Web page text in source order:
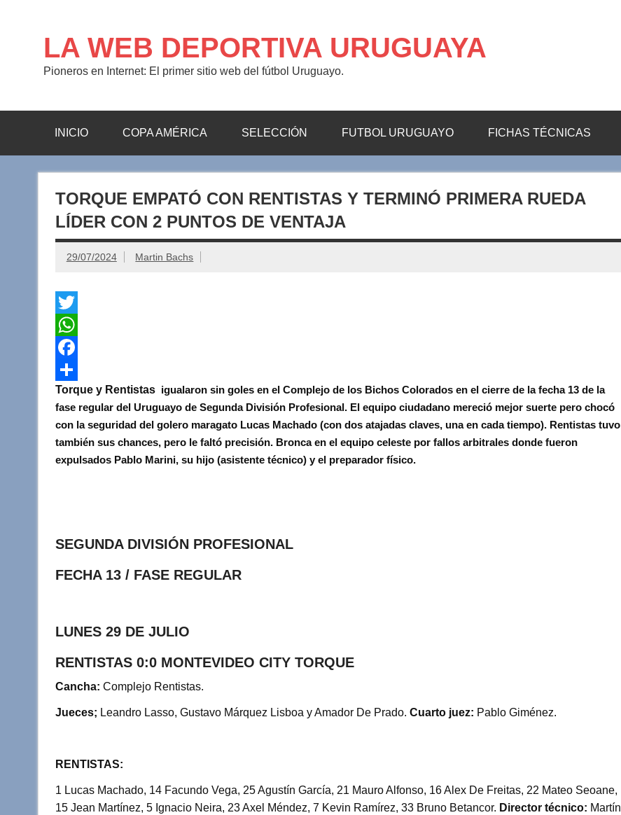
LA WEB DEPORTIVA URUGUAYA
Pioneros en Internet: El primer sitio web del fútbol Uruguayo.
INICIO COPA AMÉRICA SELECCIÓN FUTBOL URUGUAYO FICHAS TÉCNICAS
TORQUE EMPATÓ CON RENTISTAS Y TERMINÓ PRIMERA RUEDA
LÍDER CON 2 PUNTOS DE VENTAJA
29/07/2024 Martin Bachs
T
w
t
t
e
r
W
h
a
t
s
A
F
a
c
e
b
C
o
m
p
i
r
Torque y Rentistas igualaron sin goles en el Complejo de los Bichos Colorados en el cierre de la fecha 13 de la
fase regular del Uruguayo de Segunda División Profesional. El equipo ciudadano mereció mejor suerte pero chocó
con la seguridad del golero maragato Lucas Machado (con dos atajadas claves, una en cada tiempo). Rentistas tuvo
también sus chances, pero le faltó precisión. Bronca en el equipo celeste por fallos arbitrales donde fueron
expulsados Pablo Marini, su hijo (asistente técnico) y el preparador físico.
SEGUNDA DIVISIÓN PROFESIONAL
FECHA 13 / FASE REGULAR
LUNES 29 DE JULIO
RENTISTAS 0:0 MONTEVIDEO CITY TORQUE
Cancha: Complejo Rentistas.
Jueces; Leandro Lasso, Gustavo Márquez Lisboa y Amador De Prado. Cuarto juez: Pablo Giménez.
RENTISTAS:
1 Lucas Machado, 14 Facundo Vega, 25 Agustín García, 21 Mauro Alfonso, 16 Alex De Freitas, 22 Mateo Seoane,
15 Jean Martínez, 5 Ignacio Neira, 23 Axel Méndez, 7 Kevin Ramírez, 33 Bruno Betancor. Director técnico: Martín